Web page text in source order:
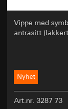
Vippe med
antrasitt
Nyhet
Art.nr. 3287 73
Cookie-